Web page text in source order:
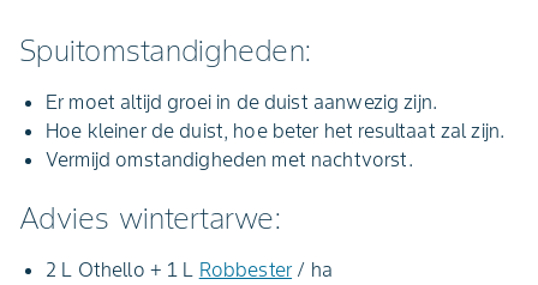
Spuitomstandigheden:
Er moet altijd groei in de duist aanwezig zijn.
Hoe kleiner de duist, hoe beter het resultaat zal zijn.
Vermijd omstandigheden met nachtvorst.
Advies wintertarwe:
2 L Othello + 1 L Robbester / ha